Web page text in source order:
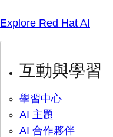
Explore Red Hat AI
互動與學習
學習中心
AI 主題
AI 合作夥伴